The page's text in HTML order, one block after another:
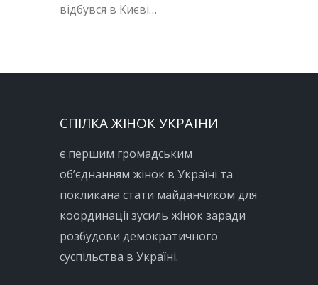
відбувся в Києві…
СПІЛКА ЖІНОК УКРАЇНИ
є першим громадським
об’єднанням жінок в Україні та
покликана стати майданчиком для
координації зусиль жінок заради
розбудови демократичного
суспільства в Україні.